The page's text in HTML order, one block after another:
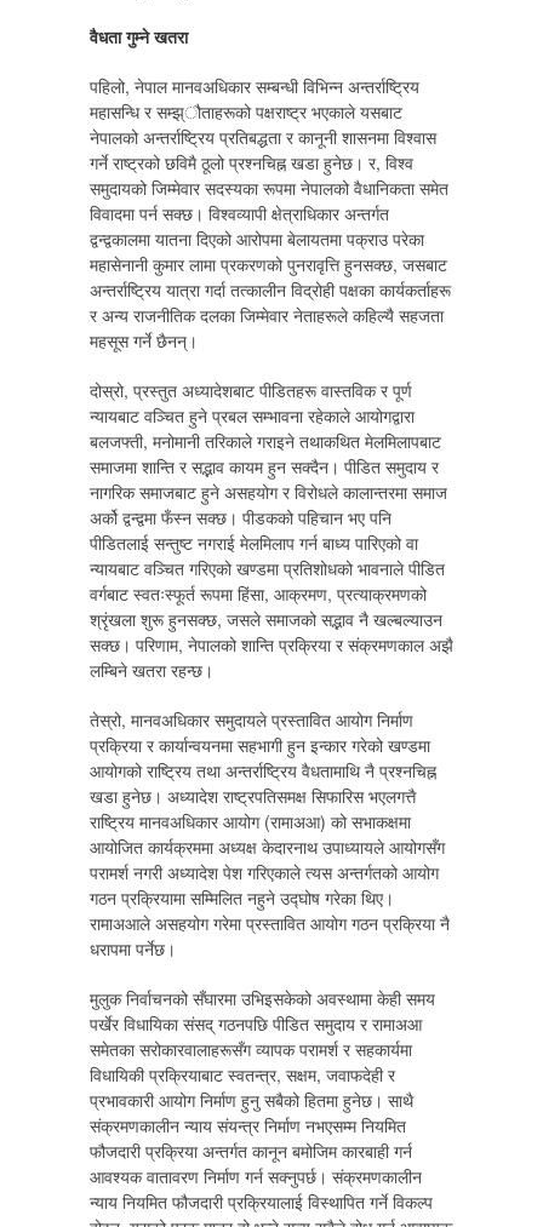
वैधता गुम्ने खतरा
पहिलो, नेपाल मानवअधिकार सम्बन्धी विभिन्न अन्तर्राष्ट्रिय
महासन्धि र सम्झ्ौताहरूको पक्षराष्ट्र भएकाले यसबाट
नेपालको अन्तर्राष्ट्रिय प्रतिबद्धता र कानूनी शासनमा विश्वास
गर्ने राष्ट्रको छविमै ठूलो प्रश्नचिह्न खडा हुनेछ। र, विश्व
समुदायको जिम्मेवार सदस्यका रूपमा नेपालको वैधानिकता समेत
विवादमा पर्न सक्छ। विश्वव्यापी क्षेत्राधिकार अन्तर्गत
द्वन्द्वकालमा यातना दिएको आरोपमा बेलायतमा पक्राउ परेका
महासेनानी कुमार लामा प्रकरणको पुनरावृत्ति हुनसक्छ, जसबाट
अन्तर्राष्ट्रिय यात्रा गर्दा तत्कालीन विद्रोही पक्षका कार्यकर्ताहरू
र अन्य राजनीतिक दलका जिम्मेवार नेताहरूले कहिल्यै सहजता
महसूस गर्ने छैनन्।
दोस्रो, प्रस्तुत अध्यादेशबाट पीडितहरू वास्तविक र पूर्ण
न्यायबाट वञ्चित हुने प्रबल सम्भावना रहेकाले आयोगद्वारा
बलजफ्ती, मनोमानी तरिकाले गराइने तथाकथित मेलमिलापबाट
समाजमा शान्ति र सद्भाव कायम हुन सक्दैन। पीडित समुदाय र
नागरिक समाजबाट हुने असहयोग र विरोधले कालान्तरमा समाज
अर्को द्वन्द्वमा फँस्न सक्छ। पीडकको पहिचान भए पनि
पीडितलाई सन्तुष्ट नगराई मेलमिलाप गर्न बाध्य पारिएको वा
न्यायबाट वञ्चित गरिएको खण्डमा प्रतिशोधको भावनाले पीडित
वर्गबाट स्वतःस्फूर्त रूपमा हिंसा, आक्रमण, प्रत्याक्रमणको
श्रृंखला शुरू हुनसक्छ, जसले समाजको सद्भाव नै खल्बल्याउन
सक्छ। परिणाम, नेपालको शान्ति प्रक्रिया र संक्रमणकाल अझै
लम्बिने खतरा रहन्छ।
तेस्रो, मानवअधिकार समुदायले प्रस्तावित आयोग निर्माण
प्रक्रिया र कार्यान्वयनमा सहभागी हुन इन्कार गरेको खण्डमा
आयोगको राष्ट्रिय तथा अन्तर्राष्ट्रिय वैधतामाथि नै प्रश्नचिह्न
खडा हुनेछ। अध्यादेश राष्ट्रपतिसमक्ष सिफारिस भएलगत्तै
राष्ट्रिय मानवअधिकार आयोग (रामाअआ) को सभाकक्षमा
आयोजित कार्यक्रममा अध्यक्ष केदारनाथ उपाध्यायले आयोगसँग
परामर्श नगरी अध्यादेश पेश गरिएकाले त्यस अन्तर्गतको आयोग
गठन प्रक्रियामा सम्मिलित नहुने उद्घोष गरेका थिए।
रामाअआले असहयोग गरेमा प्रस्तावित आयोग गठन प्रक्रिया नै
धरापमा पर्नेछ।
मुलुक निर्वाचनको सँघारमा उभिइसकेको अवस्थामा केही समय
पर्खेर विधायिका संसद् गठनपछि पीडित समुदाय र रामाअआ
समेतका सरोकारवालाहरूसँग व्यापक परामर्श र सहकार्यमा
विधायिकी प्रक्रियाबाट स्वतन्त्र, सक्षम, जवाफदेही र
प्रभावकारी आयोग निर्माण हुनु सबैको हितमा हुनेछ। साथै
संक्रमणकालीन न्याय संयन्त्र निर्माण नभएसम्म नियमित
फौजदारी प्रक्रिया अन्तर्गत कानून बमोजिम कारबाही गर्न
आवश्यक वातावरण निर्माण गर्न सक्नुपर्छ। संक्रमणकालीन
न्याय नियमित फौजदारी प्रक्रियालाई विस्थापित गर्ने विकल्प